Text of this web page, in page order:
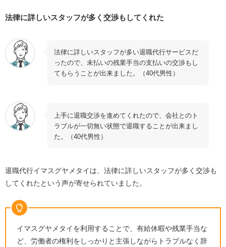
法律に詳しいスタッフが多く交渉もしてくれた
法律に詳しいスタッフが多い退職代行サービスだ
ったので、未払いの残業手当の支払いの交渉もし
てもらうことが出来ました。（40代男性）
上手に退職交渉を進めてくれたので、会社とのト
ラブルが一切無い状態で退職することが出来まし
た。（40代男性）
退職代行イマスグヤメタイは、法律に詳しいスタッフが多く交渉も
してくれたという声が寄せられていました。
イマスグヤメタイを利用することで、有給休暇や残業手当な
ど、労働者の権利をしっかりと主張しながらトラブルなく辞